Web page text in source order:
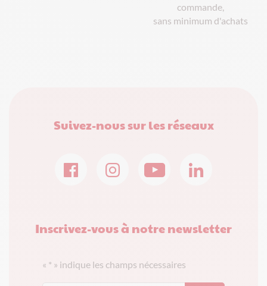
commande,
sans minimum d'achats
Suivez-nous sur les réseaux
Inscrivez-vous à notre newsletter
« * » indique les champs nécessaires